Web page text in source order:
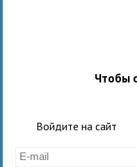
Чтобы
Войдите на сайт